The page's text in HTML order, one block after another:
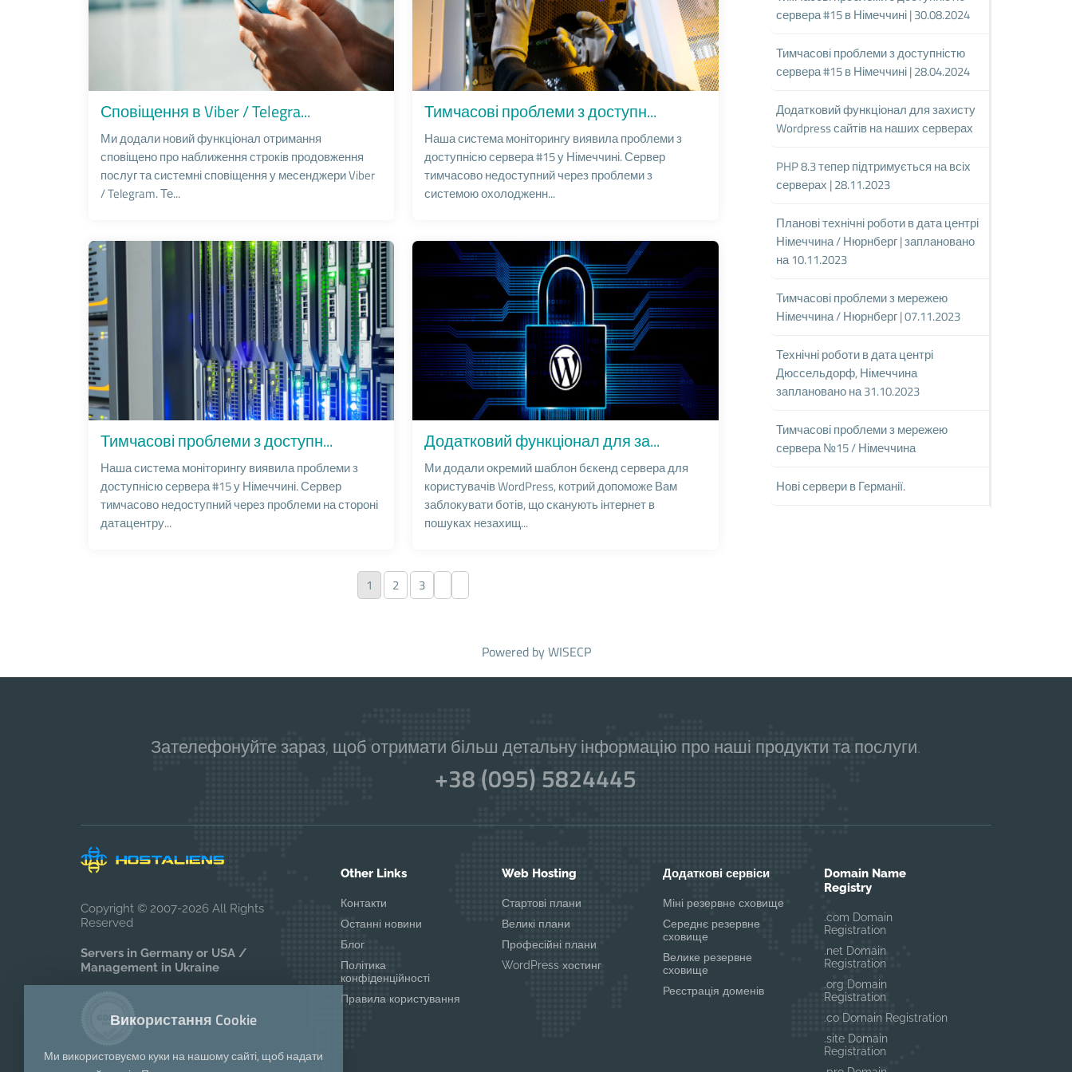
Сповіщення в Viber / Telegra...
Ми додали новий функціонал отримання
сповіщено про наближення строків продовження
послуг та системні сповіщення у месенджери Viber
/ Telegram. Те...
Тимчасові проблеми з доступн...
Наша система моніторингу виявила проблеми з
доступнісю сервера #15 у Німеччині. Сервер
тимчасово недоступний через проблеми з
системою охолодженн...
Тимчасові проблеми з доступн...
Наша система моніторингу виявила проблеми з
доступнісю сервера #15 у Німеччині. Сервер
тимчасово недоступний через проблеми на стороні
датацентру...
Додатковий функціонал для за...
Ми додали окремий шаблон бєкенд сервера для
користувачів WordPress, котрий допоможе Вам
заблокувати ботів, що сканують інтернет в
пошуках незахищ...
1 2 3
сервера #15 в Німеччині | 30.08.2024
Тимчасові проблеми з доступністю
сервера #15 в Німеччині | 28.04.2024
Додатковий функціонал для захисту
Wordpress сайтів на наших серверах
PHP 8.3 тепер підтримується на всіх
серверах | 28.11.2023
Планові технічні роботи в дата центрі
Німеччина / Нюрнберг | заплановано
на 10.11.2023
Тимчасові проблеми з мережею
Німеччина / Нюрнберг | 07.11.2023
Технічні роботи в дата центрі
Дюссельдорф, Німеччина
заплановано на 31.10.2023
Тимчасові проблеми з мережею
сервера №15 / Німеччина
Нові сервери в Германії.
Powered byWISECP
Зателефонуйте зараз, щоб отримати більш детальну інформацію про наші продукти та послуги.
+38 (095) 5824445
Copyright © 2007-2026 All Rights
Reserved
Servers in Germany or USA /
Management in Ukraine
Other Links
Контакти
Останні новини
Блог
Політика
конфіденційності
Правила користування
Web Hosting
Стартові плани
Великі плани
Професійні плани
WordPress хостинг
Додаткові сервіси
Міні резервне сховище
Середнє резервне
сховище
Велике резервне
сховище
Реєстрація доменів
Domain Name
Registry
.com Domain
Registration
.net Domain
Registration
.org Domain
Registration
.co Domain Registration
.site Domain
Registration
Використання Cookie
Ми використовуємо куки на нашому сайті, щоб надати